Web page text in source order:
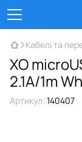
Кабелі та
XO
2.1A/1m
Артикул: 140407